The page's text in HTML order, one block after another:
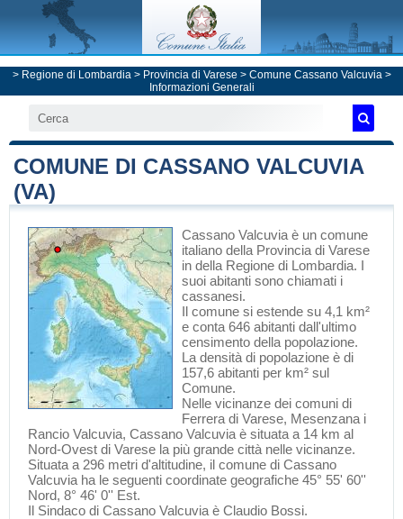
> Regione di Lombardia> Provincia di Varese > Comune Cassano Valcuvia>
Informazioni Generali
COMUNE DI CASSANO VALCUVIA
(VA)
Cassano Valcuvia è un comune
italiano della Provincia di Varese
in della Regione di Lombardia. I
suoi abitanti sono chiamati i
cassanesi.
Il comune si estende su 4,1 km²
e conta 646 abitanti dall'ultimo
censimento della popolazione.
La densità di popolazione è di
157,6 abitanti per km² sul
Comune.
Nelle vicinanze dei comuni di
Ferrera di Varese, Mesenzana i
Rancio Valcuvia, Cassano Valcuvia è situata a 14 km al
Nord-Ovest di Varese la più grande città nelle vicinanze.
Situata a 296 metri d'altitudine, il comune di Cassano
Valcuvia ha le seguenti coordinate geografiche 45° 55' 60''
Nord, 8° 46' 0'' Est.
Il Sindaco di Cassano Valcuvia è Claudio Bossi.